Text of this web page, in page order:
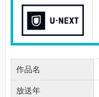
作品名
放送年